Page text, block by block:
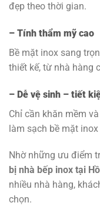
đẹp theo thời gian.
– Tính thẩm mỹ cao
Bề mặt inox sang
thiết kế, từ nhà hàng
– Dễ vệ sinh – tiết
Chỉ cần khăn mềm
làm sạch bề mặt
Nhờ những ưu điểm
bị nhà bếp inox tại
nhiều nhà hàng,
chọn.